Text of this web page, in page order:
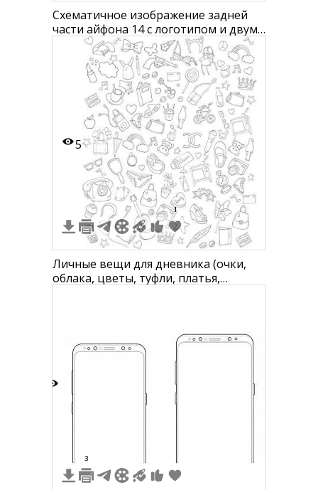
Схематичное изображение задней
части айфона 14 с логотипом и двумя
камерами
5
1
Личные вещи для дневника (очки,
облака, цветы, туфли, платья,
птички, музыкальные ноты,
мерцающие звезды, книги, брюки,
3